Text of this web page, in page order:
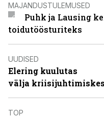
MAJANDUSTULEMUSED
Puhk ja Lausing
toidutöösturiteks
UUDISED
Elering kuulutas
välja
TOP